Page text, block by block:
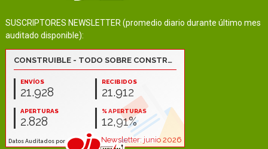
SUSCRIPTORES NEWSLETTER (promedio diario durante último mes
auditado disponible):